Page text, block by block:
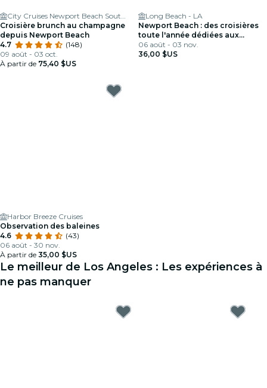
City Cruises Newport Beach South Boarding
Croisière brunch au champagne
depuis Newport Beach
4.7
(148)
09 août - 03 oct.
À partir de 75,40 $US
Long Beach - LA
Newport Beach : des croisières
toute l'année dédiées aux
baleines et aux dauphins
06 août - 03 nov.
36,00 $US
Harbor Breeze Cruises
Observation des baleines
4.6
(43)
06 août - 30 nov.
À partir de 35,00 $US
Le meilleur de Los Angeles : Les expériences à
ne pas manquer